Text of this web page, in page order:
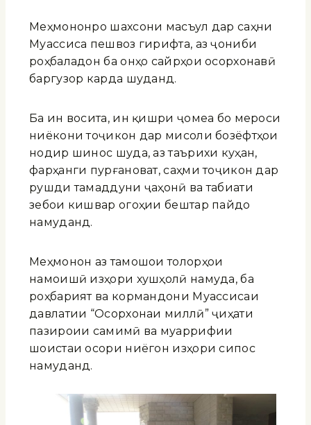
Меҳмононро шахсони масъул дар саҳни
Муассиса пешвоз гирифта, аз ҷониби
роҳбаладон ба онҳо сайрҳои осорхонавӣ
баргузор карда шуданд.
Ба ин восита, ин қишри ҷомеа бо мероси
ниёкони тоҷикон дар мисоли бозёфтҳои
нодир шинос шуда, аз таърихи куҳан,
фарҳанги пурғановат, саҳми тоҷикон дар
рушди тамаддуни ҷаҳонӣ ва табиати
зебои кишвар огоҳии бештар пайдо
намуданд.
Меҳмонон аз тамошои толорҳои
намоишӣ изҳори хушҳолӣ намуда, ба
роҳбарият ва кормандони Муассисаи
давлатии “Осорхонаи миллӣ” ҷиҳати
пазироии самимӣ ва муаррифии
шоистаи осори ниёгон изҳори сипос
намуданд.